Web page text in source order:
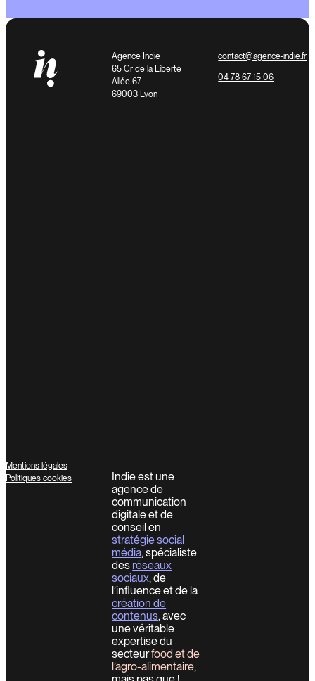
Agence Indie
65 Cr de la Liberté
Allée 67
69003 Lyon
contact@agence-indie.fr
04 78 67 15 06
Mentions légales
Politiques cookies
Indie est une
agence de
communication
digitale et de
conseil en
stratégie social
média, spécialiste
des réseaux
sociaux, de
l’influence et de la
création de
contenus, avec
une véritable
expertise du
secteurfood et de
l’agro-alimentaire,